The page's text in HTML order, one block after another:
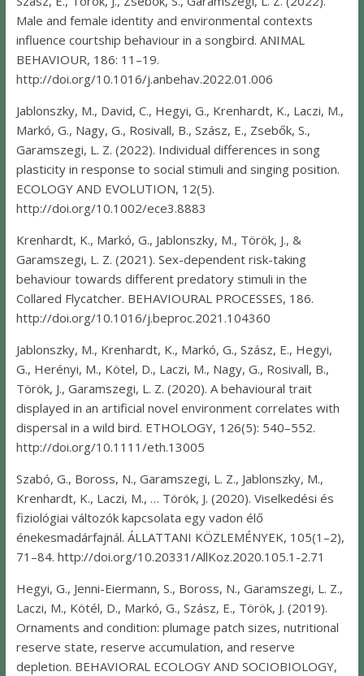
Male and female identity and environmental contexts
influence courtship behaviour in a songbird. ANIMAL
BEHAVIOUR, 186: 11–19.
http://doi.org/10.1016/j.anbehav.2022.01.006
Jablonszky, M., David, C., Hegyi, G., Krenhardt, K., Laczi, M.,
Markó, G., Nagy, G., Rosivall, B., Szász, E., Zsebők, S.,
Garamszegi, L. Z. (2022). Individual differences in song
plasticity in response to social stimuli and singing position.
ECOLOGY AND EVOLUTION, 12(5).
http://doi.org/10.1002/ece3.8883
Krenhardt, K., Markó, G., Jablonszky, M., Török, J., &
Garamszegi, L. Z. (2021). Sex-dependent risk-taking
behaviour towards different predatory stimuli in the
Collared Flycatcher. BEHAVIOURAL PROCESSES, 186.
http://doi.org/10.1016/j.beproc.2021.104360
Jablonszky, M., Krenhardt, K., Markó, G., Szász, E., Hegyi,
G., Herényi, M., Kötel, D., Laczi, M., Nagy, G., Rosivall, B.,
Török, J., Garamszegi, L. Z. (2020). A behavioural trait
displayed in an artificial novel environment correlates with
dispersal in a wild bird. ETHOLOGY, 126(5): 540–552.
http://doi.org/10.1111/eth.13005
Szabó, G., Boross, N., Garamszegi, L. Z., Jablonszky, M.,
Krenhardt, K., Laczi, M., … Török, J. (2020). Viselkedési és
fiziológiai változók kapcsolata egy vadon élő
énekesmadárfajnál. ÁLLATTANI KÖZLEMÉNYEK, 105(1–2),
71–84. http://doi.org/10.20331/AllKoz.2020.105.1-2.71
Hegyi, G., Jenni-Eiermann, S., Boross, N., Garamszegi, L. Z.,
Laczi, M., Kötél, D., Markó, G., Szász, E., Török, J. (2019).
Ornaments and condition: plumage patch sizes, nutritional
reserve state, reserve accumulation, and reserve
depletion. BEHAVIORAL ECOLOGY AND SOCIOBIOLOGY,